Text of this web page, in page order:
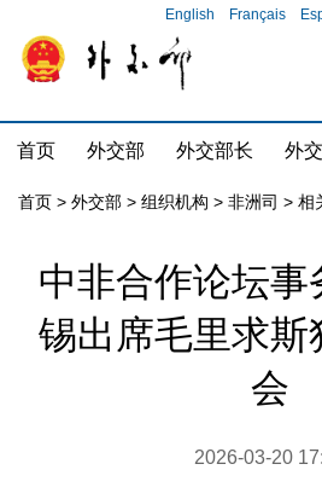
English Français
首页 外交部 外交部长 外
首页 > 外交部 > 组织机构 > 非洲司 > 相
中非合作论坛事
锡出席毛里求斯
会
2026-03-20